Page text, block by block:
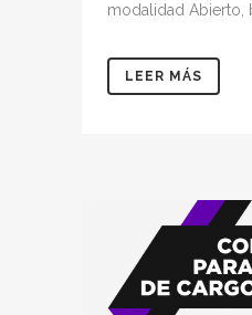
modalidad Abierto,
LEER MÁS